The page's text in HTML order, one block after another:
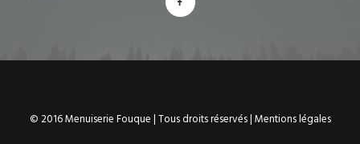
© 2016 Menuiserie Fouque | Tous droits réservés |Mentions légales